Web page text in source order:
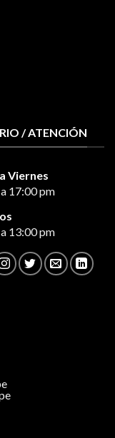
/ ATENCIÓN
Viernes
17:00 pm
13:00 pm